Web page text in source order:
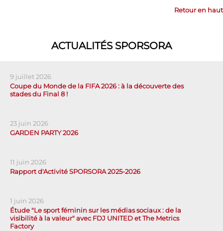
Retour en haut
ACTUALITÉS SPORSORA
9 juillet 2026
Coupe du Monde de la FIFA 2026 : à la découverte des
stades du Final 8 !
23 juin 2026
GARDEN PARTY 2026
11 juin 2026
Rapport d'Activité SPORSORA 2025-2026
1 juin 2026
Étude "Le sport féminin sur les médias sociaux : de la
visibilité à la valeur" avec FDJ UNITED et The Metrics
Factory